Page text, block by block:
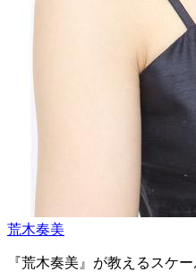
荒木奏美
『荒木奏美』が教えるスケ